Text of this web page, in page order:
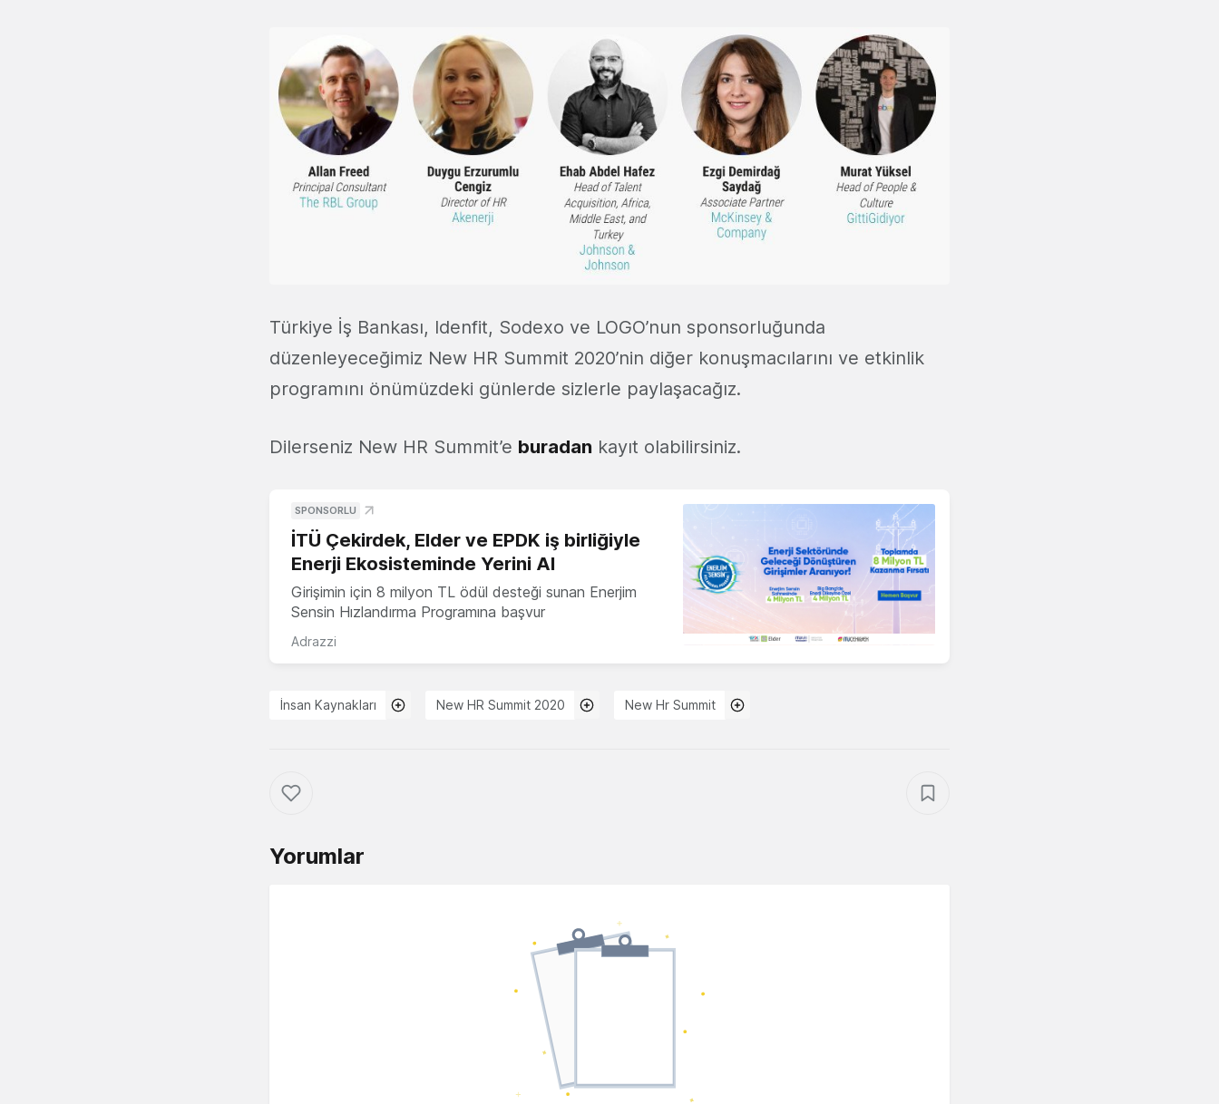
Türkiye İş Bankası, Idenfit, Sodexo ve LOGO’nun sponsorluğunda
düzenleyeceğimiz New HR Summit 2020’nin diğer konuşmacılarını ve etkinlik
programını önümüzdeki günlerde sizlerle paylaşacağız.
Dilerseniz New HR Summit’e buradan kayıt olabilirsiniz.
SPONSORLU
İTÜ Çekirdek, Elder ve EPDK iş birliğiyle
Enerji Ekosisteminde Yerini Al
Girişimin için 8 milyon TL ödül desteği sunan Enerjim
Sensin Hızlandırma Programına başvur
Adrazzi
İnsan Kaynakları New HR Summit 2020 New Hr Summit
Yorumlar